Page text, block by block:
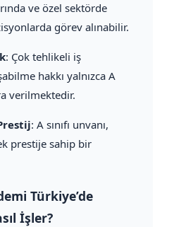
ve özel sektörde
görev alınabilir.
: Çok tehlikeli iş
hakkı yalnızca A
verilmektedir.
: A sınıfı unvanı,
prestije sahip bir
Türkiye’de
İşler?